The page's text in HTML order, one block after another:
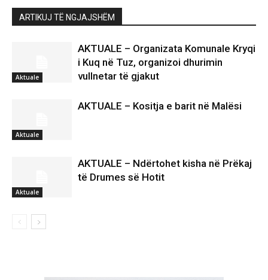
ARTIKUJ TË NGJAJSHËM
Aktuale
AKTUALE – Organizata Komunale Kryqi
i Kuq në Tuz, organizoi dhurimin
vullnetar të gjakut
Aktuale
AKTUALE – Kositja e barit në Malësi
Aktuale
AKTUALE – Ndërtohet kisha në Prëkaj
të Drumes së Hotit